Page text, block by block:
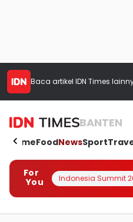
Baca artikel IDN Times
BANTEN
HomeFoodNewsSport
For
You
Indonesia Summit